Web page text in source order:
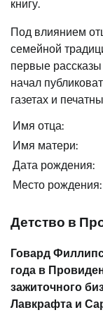
книгу.
Под влиянием
семейной
первые
начал
газетах и
Имя отца:
Имя матери:
Дата рождения:
Место рождения:
Детство в
Говард
года в
зажиточного
Лавкрафта и